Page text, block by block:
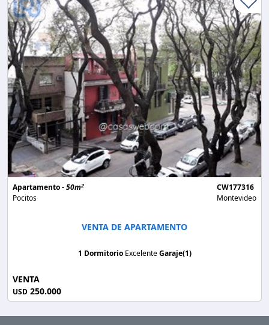
Apartamento -50m2
Pocitos
CW177316
Montevideo
VENTA DE APARTAMENTO
1 Dormitorio ExcelenteGaraje(1)
VENTA
USD 250.000